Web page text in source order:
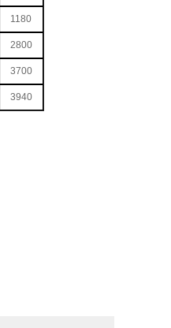
1180
2800
3700
3940